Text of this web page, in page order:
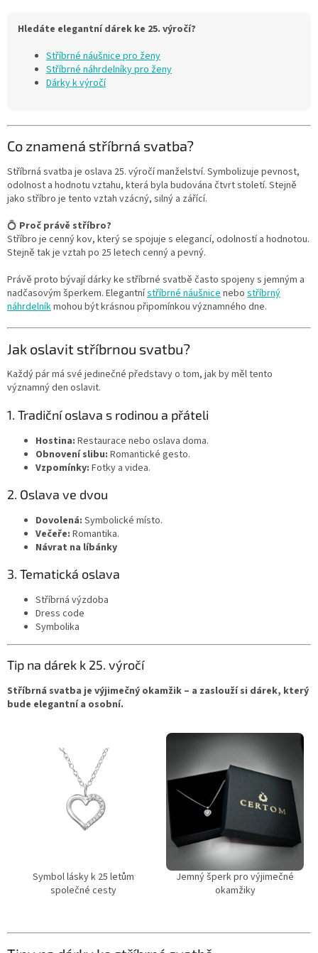
Hledáte elegantní dárek ke 25. výročí?
Stříbrné náušnice pro ženy
Stříbrné náhrdelníky pro ženy
Dárky k výročí
Co znamená stříbrná svatba?
Stříbrná svatba je oslava 25. výročí manželství. Symbolizuje pevnost,
odolnost a hodnotu vztahu, která byla budována čtvrt století. Stejně
jako stříbro je tento vztah vzácný, silný a zářící.
💍 Proč právě stříbro?
Stříbro je cenný kov, který se spojuje s elegancí, odolností a hodnotou.
Stejně tak je vztah po 25 letech cenný a pevný.
Právě proto bývají dárky ke stříbrné svatbě často spojeny s jemným a
nadčasovým šperkem. Elegantnístříbrné náušnice nebo stříbrný
náhrdelníkmohou být krásnou připomínkou významného dne.
Jak oslavit stříbrnou svatbu?
Každý pár má své jedinečné představy o tom, jak by měl tento
významný den oslavit.
1. Tradiční oslava s rodinou a přáteli
Hostina: Restaurace nebo oslava doma.
Obnovení slibu: Romantické gesto.
Vzpomínky: Fotky a videa.
2. Oslava ve dvou
Dovolená: Symbolické místo.
Večeře: Romantika.
Návrat na líbánky
3. Tematická oslava
Stříbrná výzdoba
Dress code
Symbolika
Tip na dárek k 25. výročí
Stříbrná svatba je výjimečný okamžik – a zaslouží si dárek, který
bude elegantní a osobní.
Symbol lásky k 25 letům
společné cesty
Jemný šperk pro výjimečné
okamžiky